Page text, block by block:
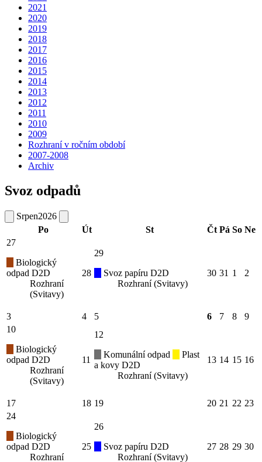
2021
2020
2019
2018
2017
2016
2015
2014
2013
2012
2011
2010
2009
Rozhraní v ročním období
2007-2008
Archiv
Svoz odpadů
Srpen2026
Po
Út St Čt Pá So Ne
27
Biologický
odpad D2D
Rozhraní
(Svitavy)
28
29
Svoz papíru D2D
Rozhraní (Svitavy)
30 31 1 2
3 4 5 6 7 8
9
10
Biologický
odpad D2D
Rozhraní
(Svitavy)
11
12
Komunální odpad
Plast
a kovy D2D
Rozhraní (Svitavy)
13 14 15 16
17 18 19 20 21 22 23
24
Biologický
odpad D2D
Rozhraní
25
26
Svoz papíru D2D
Rozhraní (Svitavy)
27 28 29 30